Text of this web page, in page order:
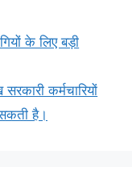
के लिए बड़ी
कर्मचारियों
है।